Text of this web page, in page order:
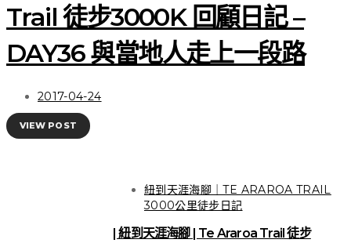
Trail 徒步3000K 回顧日記 –
DAY36 與當地人走上一段路
2017-04-24
VIEW POST
紐到天涯海腳｜TE ARAROA TRAIL
3000公里徒步日記
| 紐到天涯海腳 | Te Araroa Trail 徒步